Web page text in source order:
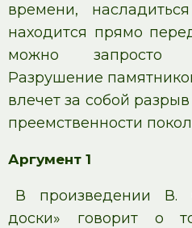
времени,
находится прямо
можно запросто
Разрушение
влечет за собой
преемственности
Аргумент 1
В произведении В.
доски» говорит о